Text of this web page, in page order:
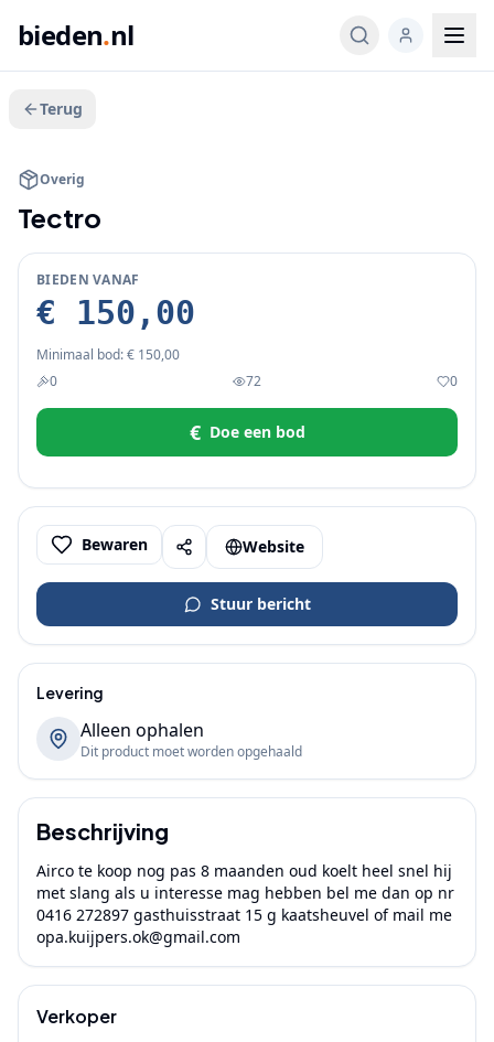
bieden.nl
Terug
BIEDEN
Overig
Tectro
BIEDEN VANAF
€ 150,00
Minimaal bod:€ 150,00
0
72 0
€ Doe een bod
Bewaren Website
Stuur bericht
Levering
Alleen ophalen
Dit product moet worden opgehaald
Beschrijving
Airco te koop nog pas 8 maanden oud koelt heel snel hij
met slang als u interesse mag hebben bel me dan op nr
0416 272897 gasthuisstraat 15 g kaatsheuvel of mail me
opa.kuijpers.ok@gmail.com
Verkoper